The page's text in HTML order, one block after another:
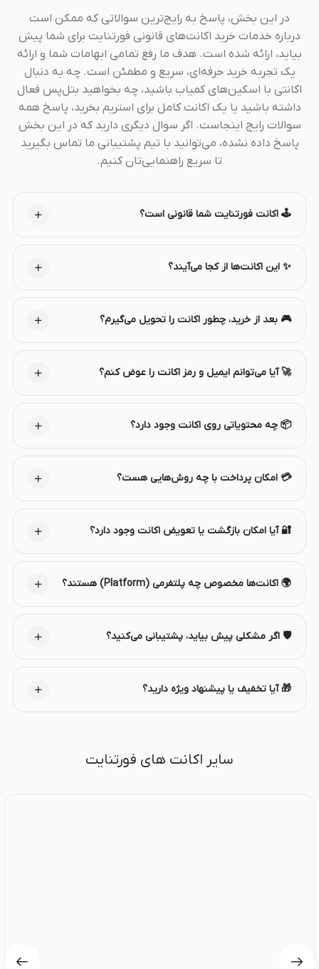
در این بخش، پاسخ به رایج‌ترین سوالاتی که ممکن است
درباره خدمات خرید اکانت‌های قانونی فورتنایت برای شما پیش
بیاید، ارائه شده است. هدف ما رفع تمامی ابهامات شما و ارائه
یک تجربه خرید حرفه‌ای، سریع و مطمئن است. چه به دنبال
اکانتی با اسکین‌های کمیاب باشید، چه بخواهید بتل‌پس فعال
داشته باشید یا یک اکانت کامل برای استریم بخرید، پاسخ همه
سوالات رایج اینجاست. اگر سوال دیگری دارید که در این بخش
پاسخ داده نشده، می‌توانید با تیم پشتیبانی ما تماس بگیرید
تا سریع راهنمایی‌تان کنیم.
🕹️ اکانت فورتنایت شما قانونی است؟
✨ این اکانت‌ها از کجا می‌آیند؟
🎮 بعد از خرید، چطور اکانت را تحویل می‌گیرم؟
🚀 آیا می‌توانم ایمیل و رمز اکانت را عوض کنم؟
📦 چه محتویاتی روی اکانت وجود دارد؟
💳 امکان پرداخت با چه روش‌هایی هست؟
🔐 آیا امکان بازگشت یا تعویض اکانت وجود دارد؟
🌍 اکانت‌ها مخصوص چه پلتفرمی (Platform) هستند؟
🛡️ اگر مشکلی پیش بیاید، پشتیبانی می‌کنید؟
🎁 آیا تخفیف یا پیشنهاد ویژه دارید؟
سایر اکانت های فورتنایت